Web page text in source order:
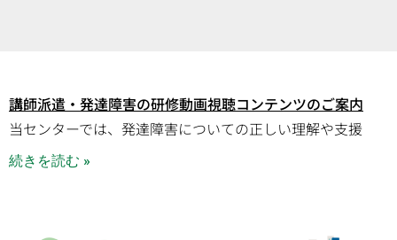
講師派遣・発達障害の研修動画視聴コンテンツのご案内
当センターでは、発達障害についての正しい理解や支援
続きを読む »